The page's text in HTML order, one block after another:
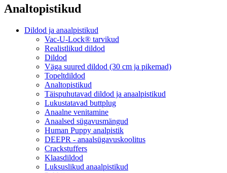
Analtopistikud
Dildod ja anaalpistikud
Vac-U-Lock® tarvikud
Realistlikud dildod
Dildod
Väga suured dildod (30 cm ja pikemad)
Topeltdildod
Analtopistikud
Täispuhutavad dildod ja anaalpistikud
Lukustatavad buttplug
Anaalne venitamine
Anaalsed sügavusmängud
Human Puppy analpistik
DEEPR - anaalsügavuskoolitus
Crackstuffers
Klaasdildod
Luksuslikud anaalpistikud